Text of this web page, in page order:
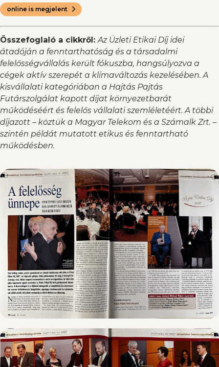
online is megjelent
Összefoglaló a cikkről:Az Üzleti Etikai Díj idei
átadóján a fenntarthatóság és a társadalmi
felelősségvállalás került fókuszba, hangsúlyozva a
cégek aktív szerepét a klímaváltozás kezelésében. A
kisvállalati kategóriában a Hajtás Pajtás
Futárszolgálat kapott díjat környezetbarát
működéséért és felelős vállalati szemléletéért. A többi
díjazott – köztük a Magyar Telekom és a Számalk Zrt. –
szintén példát mutatott etikus és fenntartható
működésben.